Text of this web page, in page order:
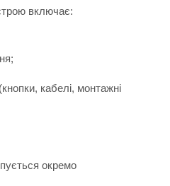
включає:
кабелі, монтажні
окремо